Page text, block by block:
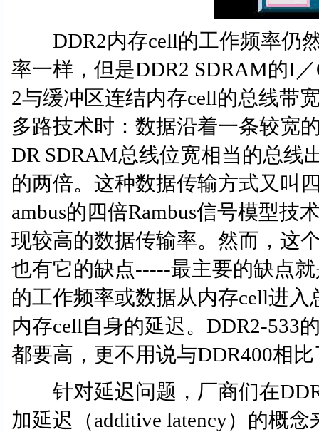
DDR2内存cell的工作频率仍然
率一样，但是DDR2 SDRAM的I
2与缓冲区连结内存cell的总线带
多路技术时：数据沿着一条较宽
DR SDRAM总线位宽相当的总线
的两倍。这种数据传输方式又叫
ambus的四倍Rambus信号模型
现较高的数据传输率。然而，这
也有它的缺点-----最主要的缺点
的工作频率或数据从内存cell进
内存cell自身的延迟。DDR2-533
都要高，更不用说与DDR400相
针对延迟问题，厂商们在
加延迟（additive latency）的概